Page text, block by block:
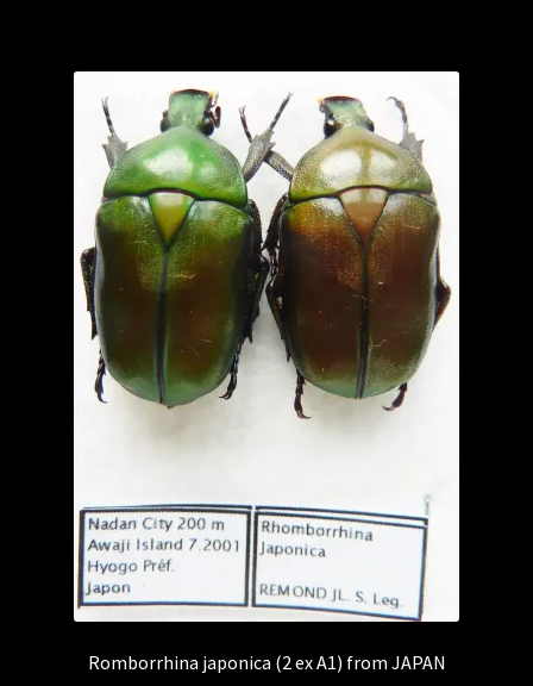
Romborrhina japonica (2 ex A1) from JAPAN